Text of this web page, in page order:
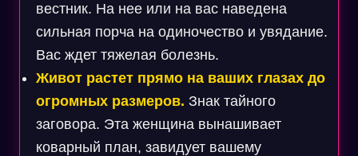
вестник. На нее или на вас наведена
сильная порча на одиночество и увядание.
Вас ждет тяжелая болезнь.
Живот растет прямо на ваших глазах до
огромных размеров. Знак тайного
заговора. Эта женщина вынашивает
коварный план, завидует вашему